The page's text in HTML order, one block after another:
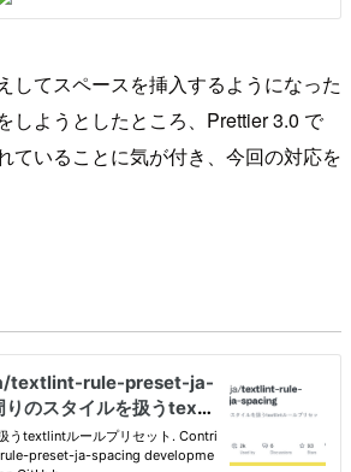
してスペースを挿入するようになった
しようとしたところ、Prettier 3.0 で
ていることに気が付き、今回の対応を